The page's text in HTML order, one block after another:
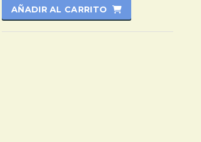
AÑADIR AL CARRITO